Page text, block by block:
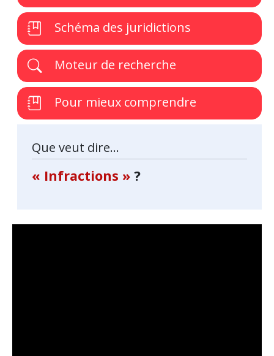
Schéma des juridictions
Moteur de recherche
Pour mieux comprendre
Que veut dire...
« Infractions » ?